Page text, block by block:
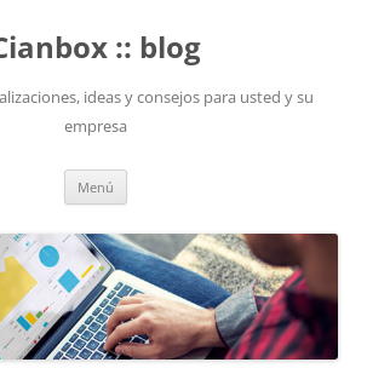
:: blog
ideas y consejos para usted y su
empresa
Menú